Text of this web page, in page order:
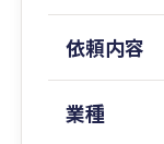
そのための
算申告・税務
スを代表税
依頼内容
業種